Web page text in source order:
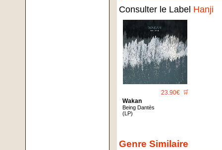
Consulter le Label Hanji
23.90€ 🛒
Wakan
Being Dantès
(LP)
Genre Similaire